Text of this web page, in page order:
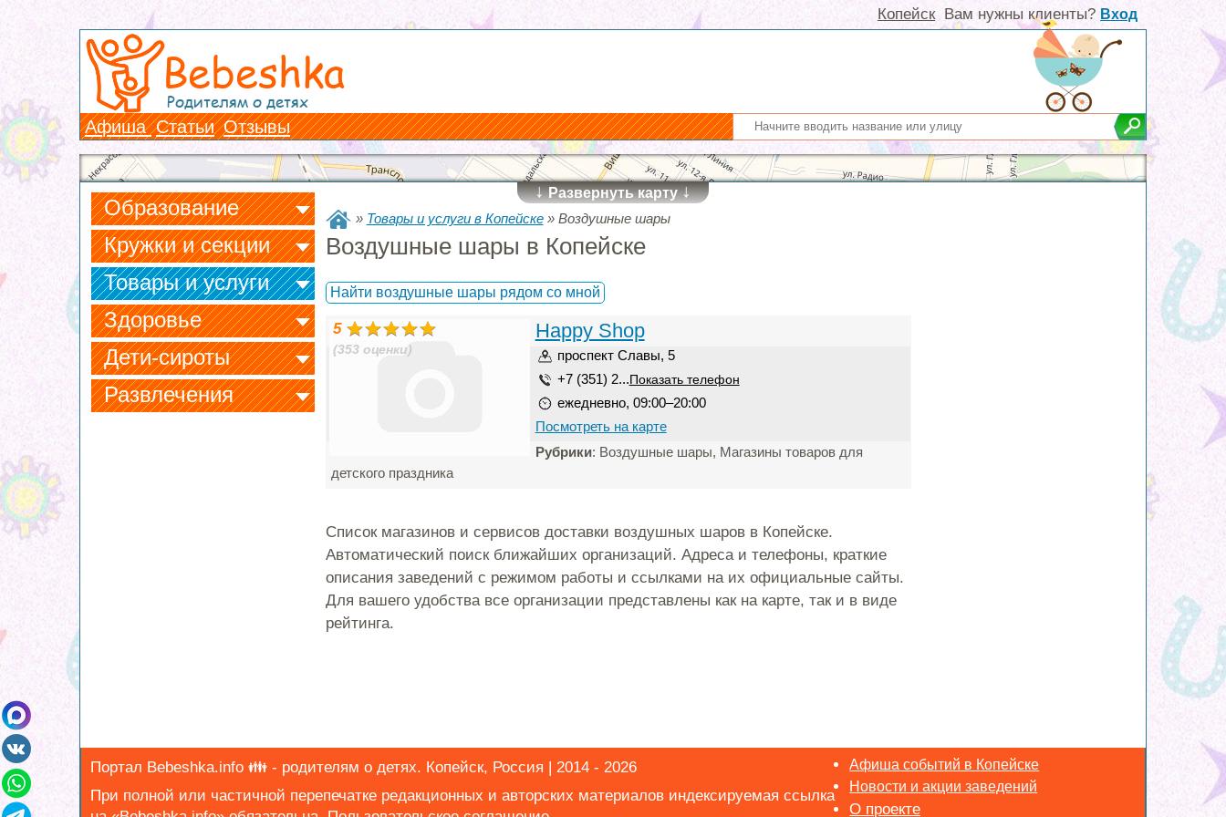
Вам нужны клиенты? Вход
Копейск
Bebeshka
Родителям о детях
Афиша Статьи Отзывы
↓Развернуть карту↓
Образование
Кружки и секции
Товары и услуги
Здоровье
Дети-сироты
Развлечения
» Товары и услуги в Копейске» Воздушные шары
Воздушные шары в Копейске
Найти воздушные шары рядом со мной
5
(353 оценки)
Happy Shop
проспект Славы, 5
+7 (351) 2... Показать телефон
ежедневно, 09:00–20:00
Посмотреть на карте
Рубрики: Воздушные шары, Магазины товаров для
детского праздника
Список магазинов и сервисов доставки воздушных шаров в Копейске.
Автоматический поиск ближайших организаций. Адреса и телефоны, краткие
описания заведений с режимом работы и ссылками на их официальные сайты.
Для вашего удобства все организации представлены как на карте, так и в виде
рейтинга.
Портал Bebeshka.info 👪 - родителям о детях. Копейск, Россия | 2014 - 2026
При полной или частичной перепечатке редакционных и авторских материалов индексируемая ссылка
Афиша событий в Копейске
Новости и акции заведений